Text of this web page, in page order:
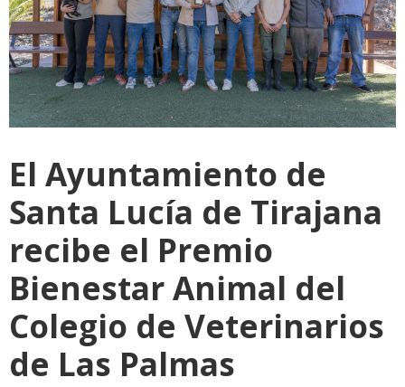
El Ayuntamiento de
Santa Lucía de Tirajana
recibe el Premio
Bienestar Animal del
Colegio de Veterinarios
de Las Palmas